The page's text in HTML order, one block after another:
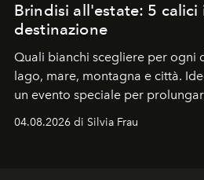
Brindisi all'estate: 5
destinazione
Quali bianchi scegliere per ogni
lago, mare, montagna e città.
un evento speciale per
04.08.2026 di Silvia Frau